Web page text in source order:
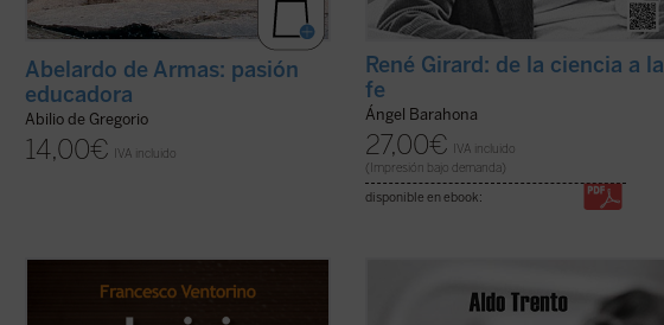
Abelardo de Armas: pasión
educadora
Abilio de Gregorio
14,00€ IVA incluido
René Girard: de la ciencia a la
fe
Ángel Barahona
27,00€
IVA incluido
(Impresión bajo demanda)
disponible en ebook:
La amistad era para Luigi Giussani,
fundador del movimiento eclesial
«Privilegiados debemos considerarnos
quienes conocemos al padre Aldo, un